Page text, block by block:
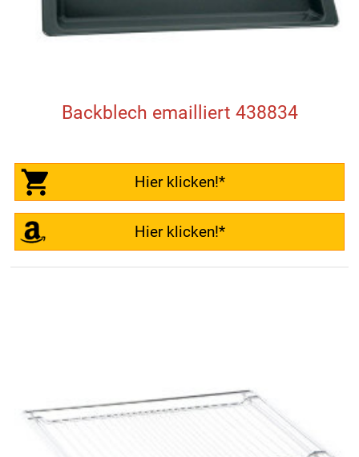
Backblech emailliert 438834
Hier klicken!*
Hier klicken!*